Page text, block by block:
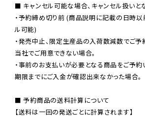
■ キャンセル可能な場合、キャンセル扱いと
・予約締め切り前 (商品説明に記載の日時以
ル可能)
・発売中止、限定生産品の入荷数減数でご
当社でご用意できない場合。
・事前のお支払いが必要となる商品をご予約
期限までにご入金が確認出来なかった場合。
■ 予約商品の送料計算について
【送料は一回の発送ごとに計算されます】